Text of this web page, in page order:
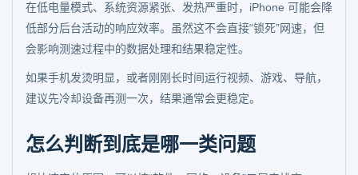
在低电量模式、系统资源紧张、发热严重时，iPhone 可能会降
低部分后台活动的响应效率。虽然这不会直接“锁死”网速，但
会影响测速过程中的数据处理和结果稳定性。
如果手机发烫明显，或者刚刚长时间运行视频、游戏、导航，
建议先冷却设备再测一次，结果通常会更稳定。
怎么判断到底是哪一类问题